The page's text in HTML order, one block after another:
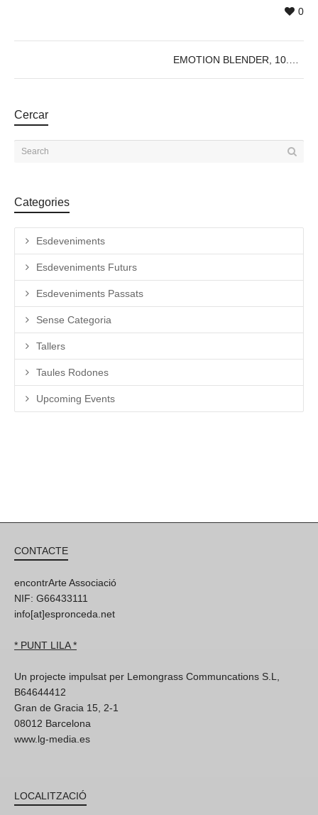
0
Cercar
Categories
Esdeveniments
Esdeveniments Futurs
Esdeveniments Passats
Sense Categoria
Tallers
Taules Rodones
Upcoming Events
CONTACTE
encontrArte Associació
NIF: G66433111
info[at]espronceda.net
* PUNT LILA *
Un projecte impulsat per Lemongrass Communcations S.L,
B64644412
Gran de Gracia 15, 2-1
08012 Barcelona
www.lg-media.es
LOCALITZACIÓ